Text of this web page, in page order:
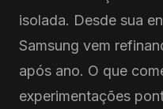
isolada. Desde sua
Samsung vem
após ano. O que
experimentações